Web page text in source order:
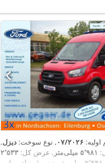
اولیه: ۰۷/۲۰۲۶ , نوع سوخت: دیزل,
۵٬۹۸۱ میلی‌متر , عرض کل: ۲٬۵۳۳